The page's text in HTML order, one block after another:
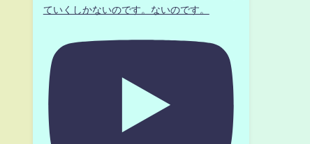
ていくしかないのです。ないのです。